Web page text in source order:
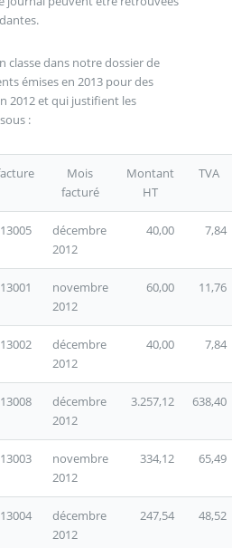
classe dans notre dossier de
émises en 2013 pour des
2012 et qui justifient les
:
Mois
facturé
Montant
HT
TVA
décembre
2012
40,00 7,84
novembre
2012
60,00 11,76
décembre
2012
40,00 7,84
décembre
2012
3.257,12 638,40
novembre
2012
334,12 65,49
décembre
2012
247,54 48,52